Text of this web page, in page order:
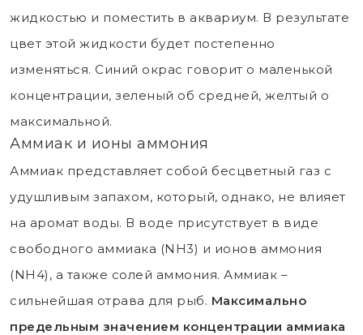
жидкостью и поместить в аквариум. В результате
цвет этой жидкости будет постепенно
изменяться. Синий окрас говорит о маленькой
концентрации, зеленый об средней, желтый о
максимальной.
Аммиак и ионы аммония
Аммиак представляет собой бесцветный газ с
удушливым запахом, который, однако, не влияет
на аромат воды. В воде присутствует в виде
свободного аммиака (NH3) и ионов аммония
(NH4), а также солей аммония. Аммиак –
сильнейшая отрава для рыб. Максимально
предельным значением концентрации аммиака